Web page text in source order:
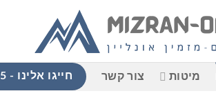
מיטות צור קשר חייגו אלינו - 058-765-9965